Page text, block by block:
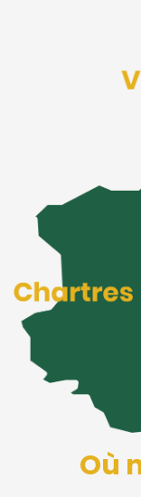
Où